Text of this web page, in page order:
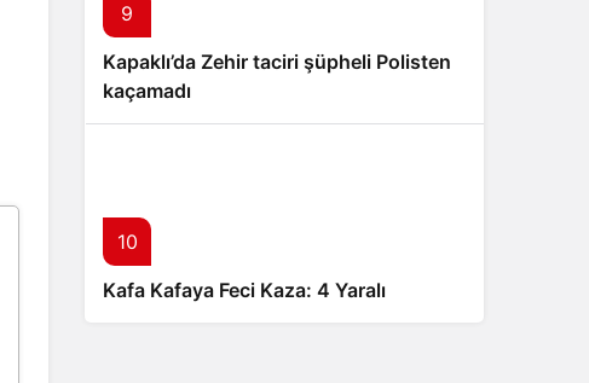
9
Kapaklı’da Zehir taciri şüpheli Polisten
kaçamadı
10
Kafa Kafaya Feci Kaza: 4 Yaralı